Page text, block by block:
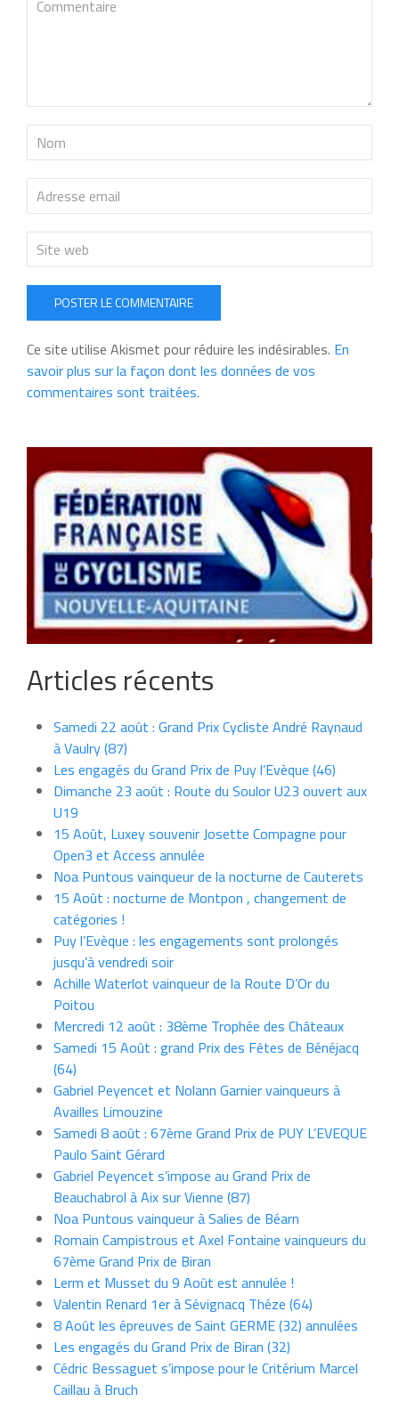
POSTER LE COMMENTAIRE
Ce site utilise Akismet pour réduire les indésirables. En
savoir plus sur la façon dont les données de vos
commentaires sont traitées.
Articles récents
Samedi 22 août : Grand Prix Cycliste André Raynaud
à Vaulry (87)
Les engagés du Grand Prix de Puy l’Evèque (46)
Dimanche 23 août : Route du Soulor U23 ouvert aux
U19
15 Août, Luxey souvenir Josette Compagne pour
Open3 et Access annulée
Noa Puntous vainqueur de la nocturne de Cauterets
15 Août : nocturne de Montpon , changement de
catégories !
Puy l’Evèque : les engagements sont prolongés
jusqu’à vendredi soir
Achille Waterlot vainqueur de la Route D’Or du
Poitou
Mercredi 12 août : 38ème Trophée des Châteaux
Samedi 15 Août : grand Prix des Fêtes de Bénéjacq
(64)
Gabriel Peyencet et Nolann Garnier vainqueurs à
Availles Limouzine
Samedi 8 août : 67ème Grand Prix de PUY L’EVEQUE
Paulo Saint Gérard
Gabriel Peyencet s’impose au Grand Prix de
Beauchabrol à Aix sur Vienne (87)
Noa Puntous vainqueur à Salies de Béarn
Romain Campistrous et Axel Fontaine vainqueurs du
67ème Grand Prix de Biran
Lerm et Musset du 9 Août est annulée !
Valentin Renard 1er à Sévignacq Théze (64)
8 Août les épreuves de Saint GERME (32) annulées
Les engagés du Grand Prix de Biran (32)
Cédric Bessaguet s’impose pour le Critérium Marcel
Caillau à Bruch